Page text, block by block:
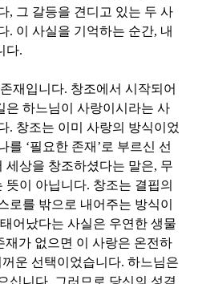
, 그 갈등을 견디고 있는 두 사
. 이 사실을 기억하는 순간, 내
다.
재입니다. 창조에서 시작되어
은 하느님이 사랑이시라는 사
. 창조는 이미 사랑의 방식이었
를 ‘필요한 존재 ’로 부르신 선
세상을 창조하셨다는 말은, 무
뜻이 아닙니다. 창조는 결핍의
로를 밖으로 내어주는 방식이
어났다는 사실은 우연한 생물
재가 없으면 이 사랑은 온전하
운 선택이었습니다.하느님은
십니다 그러므로 당신의 성격